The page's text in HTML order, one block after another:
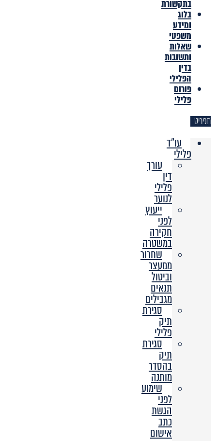
בתקשורת
בלוג
ומידע
משפטי
שאלות
ותשובות
בדין
הפלילי
פורום
פלילי
תפריט
עו"ד
פלילי
עורך
דין
פלילי
לנוער
ייעוץ
לפני
חקירה
במשטרה
שחרור
ממעצר
וביטול
תנאים
מגבילים
סגירת
תיק
פלילי
סגירת
תיק
בהסדר
מותנה
שימוע
לפני
הגשת
כתב
אישום